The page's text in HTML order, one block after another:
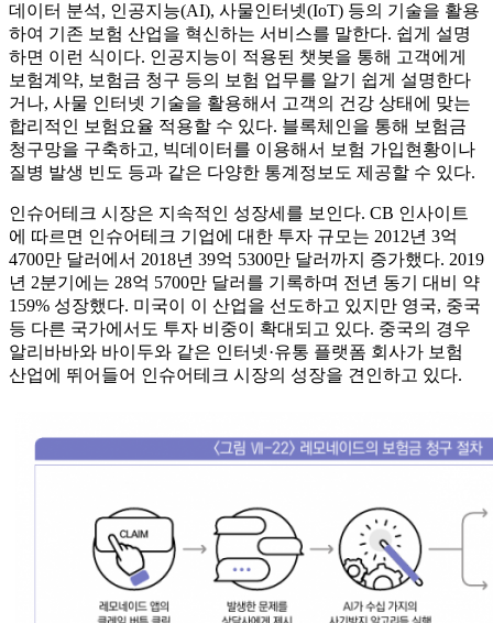
데이터 분석, 인공지능(AI), 사물인터넷(IoT) 등의 기술을 활용
하여 기존 보험 산업을 혁신하는 서비스를 말한다. 쉽게 설명
하면 이런 식이다. 인공지능이 적용된 챗봇을 통해 고객에게
보험계약, 보험금 청구 등의 보험 업무를 알기 쉽게 설명한다
거나, 사물 인터넷 기술을 활용해서 고객의 건강 상태에 맞는
합리적인 보험요율 적용할 수 있다. 블록체인을 통해 보험금
청구망을 구축하고, 빅데이터를 이용해서 보험 가입현황이나
질병 발생 빈도 등과 같은 다양한 통계정보도 제공할 수 있다.
인슈어테크 시장은 지속적인 성장세를 보인다. CB 인사이트
에 따르면 인슈어테크 기업에 대한 투자 규모는 2012년 3억
4700만 달러에서 2018년 39억 5300만 달러까지 증가했다. 2019
년 2분기에는 28억 5700만 달러를 기록하며 전년 동기 대비 약
159% 성장했다. 미국이 이 산업을 선도하고 있지만 영국, 중국
등 다른 국가에서도 투자 비중이 확대되고 있다. 중국의 경우
알리바바와 바이두와 같은 인터넷·유통 플랫폼 회사가 보험
산업에 뛰어들어 인슈어테크 시장의 성장을 견인하고 있다.